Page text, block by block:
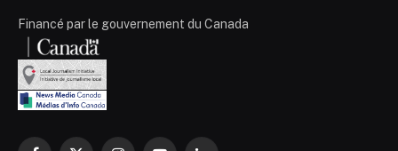
Financé par le gouvernement du Canada